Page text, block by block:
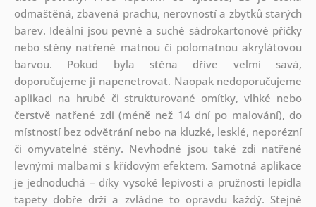
odmaštěná, zbavená prachu, nerovností a zbytků starých
barev. Ideální jsou pevné a suché sádrokartonové příčky
nebo stěny natřené matnou či polomatnou akrylátovou
barvou. Pokud byla stěna dříve velmi savá,
doporučujeme ji napenetrovat. Naopak nedoporučujeme
aplikaci na hrubé či strukturované omítky, vlhké nebo
čerstvě natřené zdi (méně než 14 dní po malování), do
místností bez odvětrání nebo na kluzké, lesklé, neporézní
či omyvatelné stěny. Nevhodné jsou také zdi natřené
levnými malbami s křídovým efektem. Samotná aplikace
je jednoduchá – díky vysoké lepivosti a pružnosti lepidla
tapety dobře drží a zvládne to opravdu každý. Stejně